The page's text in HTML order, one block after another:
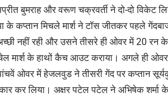
बुमराह और वरूण चक्रवर्ती ने दो-दो विकेट
कप्तान मिचले मार्श ने टॉस जीतकर पहले
नहीं रही और उसने तीसरे ही ओवर में 20 रन
मार्श के हाथों कैच आउट कराया। अगले ही
ओवर में हेजलवुड ने तीसरी गेंद पर कप्तान
कर लिया। अक्षर पटेल पटेल ने अभिषेक शर्मा